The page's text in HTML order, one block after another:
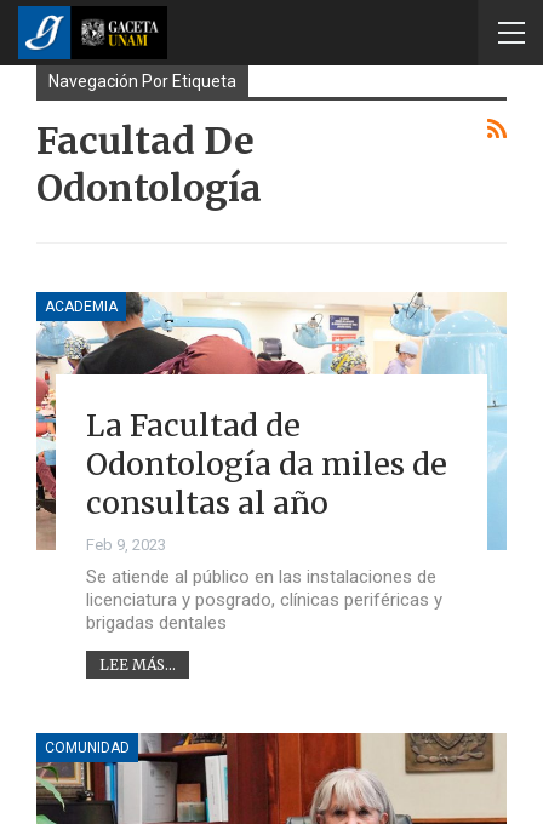
Navegación Por Etiqueta
Facultad De
Odontología
ACADEMIA
La Facultad de
Odontología da miles de
consultas al año
Feb 9, 2023
Se atiende al público en las instalaciones de
licenciatura y posgrado, clínicas periféricas y
brigadas dentales
LEE MÁS...
COMUNIDAD